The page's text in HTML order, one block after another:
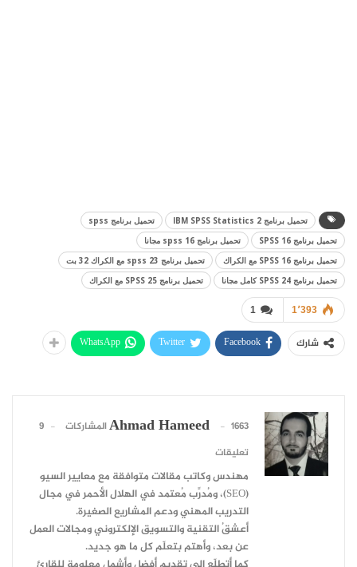
تحميل برنامج IBM SPSS Statistics 2
تحميل برنامج spss
تحميل برنامج SPSS 16
تحميل برنامج spss 16 مجانا
تحميل برنامج SPSS 16 مع الكراك
تحميل برنامج spss 23 مع الكراك 32 بت
تحميل برنامج SPSS 24 كامل مجانا
تحميل برنامج SPSS 25 مع الكراك
1 1٬393
شارك Facebook
Twitter
WhatsApp
Ahmad Hameed 1663 المشاركات
9
تعليقات
مهندس وكاتب مقالات متوافقة مع معايير السيو
(SEO)، ومُدرِّب مُعتمد في الهلال الأحمر في مجال
التدريب المهني ودعم المشاريع الصغيرة.
أعشقُ التقنية والتسويق الإلكتروني ومجالات العمل
عن بعد، وأهتم بتعلّم كل ما هو جديد.